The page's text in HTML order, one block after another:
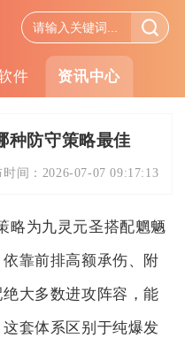
件 资讯中心
种防守策略最佳
间： 2026-07-07 09:17:13
略为九灵元圣搭配魍魉
靠前排高额承伤、附
大多数进攻阵容，能
套体系区别于纯爆发